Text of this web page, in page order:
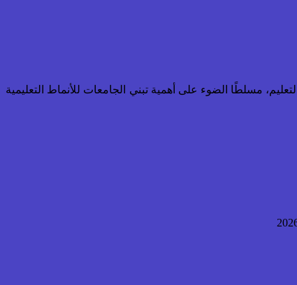
مسلطًا الضوء على أهمية تبني الجامعات للأنماط التعليمية